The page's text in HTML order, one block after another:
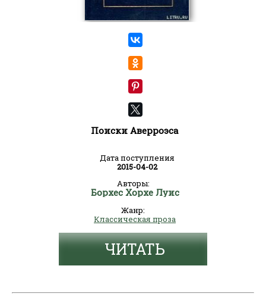
Поиски Аверроэса
Дата поступления
2015-04-02
Авторы:
Борхес Хорхе Луис
Жанр:
Классическая проза
ЧИТАТЬ